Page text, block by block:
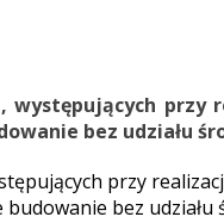
występujących przy
bez udziału
przy
bez